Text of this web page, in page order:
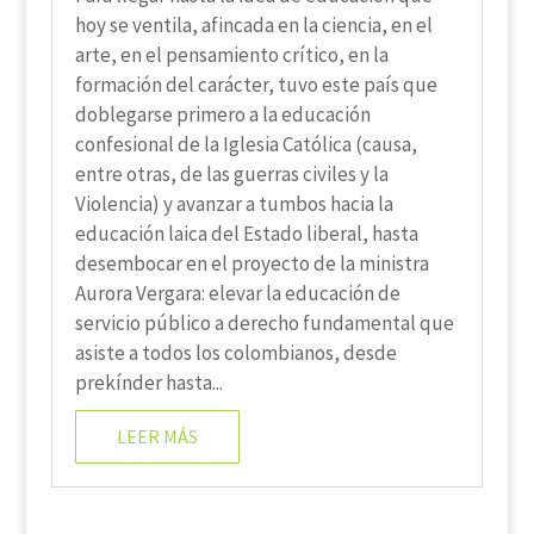
hoy se ventila, afincada en la ciencia, en el
arte, en el pensamiento crítico, en la
formación del carácter, tuvo este país que
doblegarse primero a la educación
confesional de la Iglesia Católica (causa,
entre otras, de las guerras civiles y la
Violencia) y avanzar a tumbos hacia la
educación laica del Estado liberal, hasta
desembocar en el proyecto de la ministra
Aurora Vergara: elevar la educación de
servicio público a derecho fundamental que
asiste a todos los colombianos, desde
prekínder hasta...
LEER MÁS